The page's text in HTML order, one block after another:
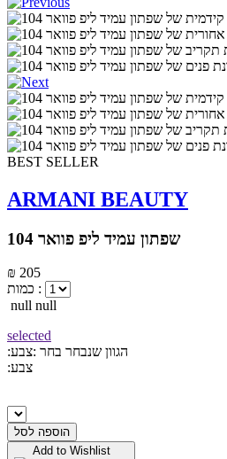
BEST SELLER
ARMANI BEAUTY
שפתון עמיד ליפ פוואר 104
₪ 205
כמות :
null null
selected
:הגוון שנבחר בחר :צבע
:צבע
הוספה לסל
Add to Wishlist